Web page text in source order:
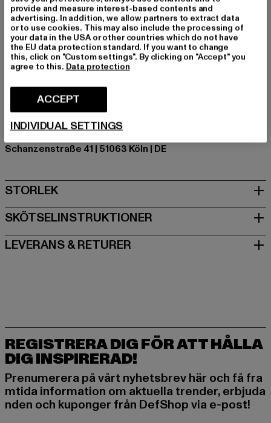
unmissverständlich. Ab damit in die Rotation.
Varumärke: Buffalo
Kategori: Tall Boots
Färg: schwarz
Art.nr: PD00010734-00007
Tillverkare: Buffalo Boots GmbH |
boots.com
Schanzenstraße 41 | 51063 Köln | DE
STORLEK
SKÖTSELINSTRUKTIONER
LEVERANS & RETURER
REGISTRERA DIG FÖR ATT HÅLLA
DIG INSPIRERAD!
Prenumerera på vårt nyhetsbrev här och få fra
mtida information om aktuella trender, erbjuda
nden och kuponger från DefShop via e-post!
provide and measure interest-based contents and
advertising. In addition, we allow partners to extract data
or to use cookies. This may also include the processing of
your data in the USA or other countries which do not have
the EU data protection standard. If you want to change
this, click on "Custom settings". By clicking on "Accept" you
agree to this. Data protection
ACCEPT
INDIVIDUAL SETTINGS